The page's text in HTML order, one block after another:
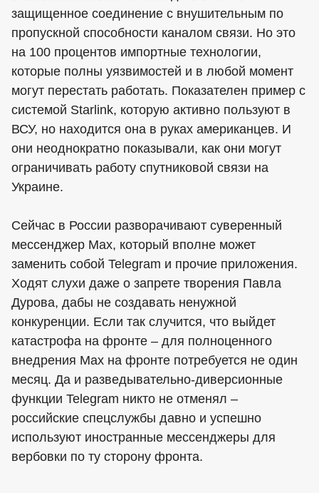
защищенное соединение с внушительным по
пропускной способности каналом связи. Но это
на 100 процентов импортные технологии,
которые полны уязвимостей и в любой момент
могут перестать работать. Показателен пример с
системой Starlink, которую активно пользуют в
ВСУ, но находится она в руках американцев. И
они неоднократно показывали, как они могут
ограничивать работу спутниковой связи на
Украине.
Сейчас в России разворачивают суверенный
мессенджер Max, который вполне может
заменить собой Telegram и прочие приложения.
Ходят слухи даже о запрете творения Павла
Дурова, дабы не создавать ненужной
конкуренции. Если так случится, что выйдет
катастрофа на фронте – для полноценного
внедрения Max на фронте потребуется не один
месяц. Да и разведывательно-диверсионные
функции Telegram никто не отменял –
российские спецслужбы давно и успешно
используют иностранные мессенджеры для
вербовки по ту сторону фронта.